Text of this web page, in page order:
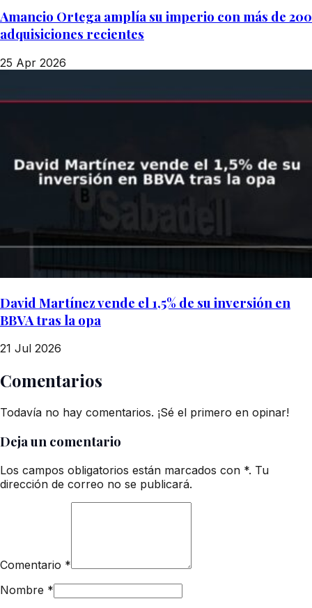
Amancio Ortega amplía su imperio con más de 200
adquisiciones recientes
25 Apr 2026
David Martínez vende el 1,5% de su inversión en
BBVA tras la opa
21 Jul 2026
Comentarios
Todavía no hay comentarios. ¡Sé el primero en opinar!
Deja un comentario
Los campos obligatorios están marcados con *. Tu
dirección de correo no se publicará.
Comentario *
Nombre *